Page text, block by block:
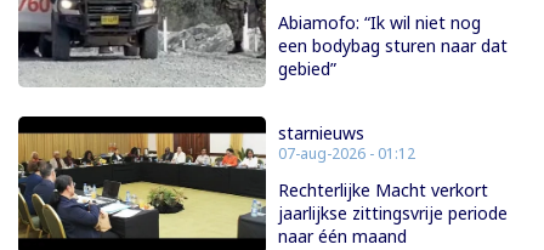
Abiamofo: “Ik wil niet nog
een bodybag sturen naar dat
gebied”
starnieuws
07-aug-2026 - 01:12
Rechterlijke Macht verkort
jaarlijkse zittingsvrije periode
naar één maand